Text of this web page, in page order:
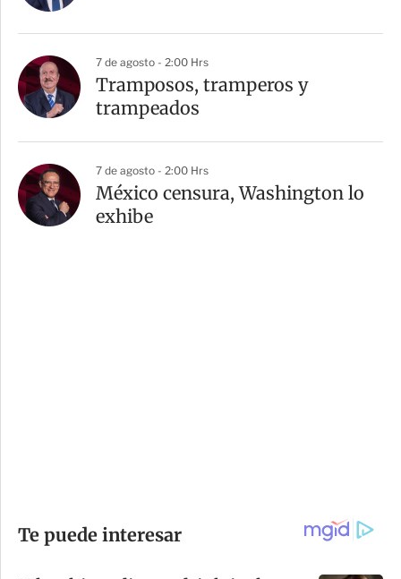
7 de agosto - 2:00 Hrs
Tramposos, tramperos y
trampeados
7 de agosto - 2:00 Hrs
México censura, Washington lo
exhibe